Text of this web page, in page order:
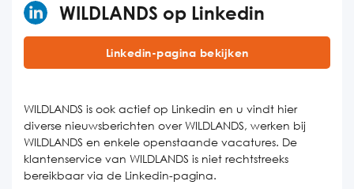
WILDLANDS op Linkedin
Linkedin-pagina bekijken
WILDLANDS is ook actief op Linkedin en u vindt hier
diverse nieuwsberichten over WILDLANDS, werken bij
WILDLANDS en enkele openstaande vacatures. De
klantenservice van WILDLANDS is niet rechtstreeks
bereikbaar via de Linkedin-pagina.